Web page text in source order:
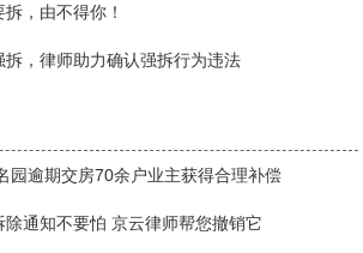
，由不得你！
，律师助力确认强拆行为违法
园逾期交房70余户业主获得合理补偿
除通知不要怕 京云律师帮您撤销它